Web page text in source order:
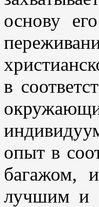
основу
в
опыт в
багажом,
лучшим и